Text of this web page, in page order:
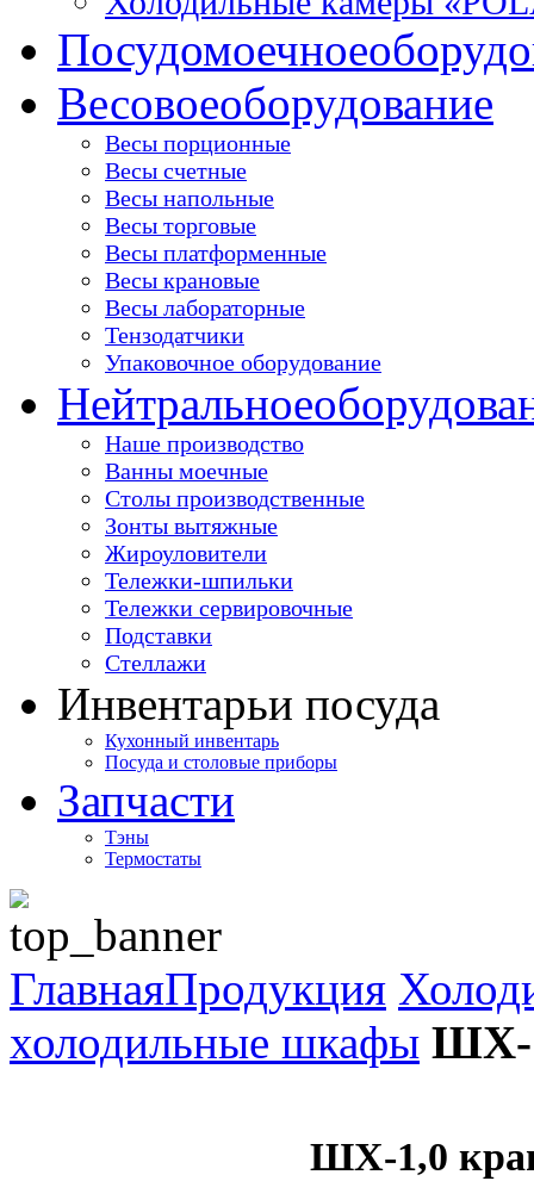
Посудомоечное
Весовоеоборудование
Весы порционные
Весы счетные
Весы напольные
Весы торговые
Весы платформенные
Весы крановые
Весы лабораторные
Тензодатчики
Упаковочное оборудование
Нейтральное
Наше производство
Ванны моечные
Столы производственные
Зонты вытяжные
Жироуловители
Тележки-шпильки
Тележки сервировочные
Подставки
Стеллажи
Инвентарьи посуда
Кухонный инвентарь
Посуда и столовые приборы
Запчасти
Тэны
Термостаты
ГлавнаяПродукция
холодильные шкафы ШХ-
ШХ-1,0